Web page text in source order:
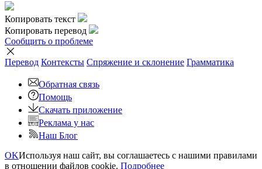
Копировать текст
Копировать перевод
Сообщить о проблеме
Перевод Контексты Спряжение и склонение Грамматика
Обратная связь
Помощь
Скачать приложение
Реклама у нас
Наш Блог
OKИспользуя наш сайт, вы соглашаетесь с нашими правилами
в отношении файлов cookie. Подробнее